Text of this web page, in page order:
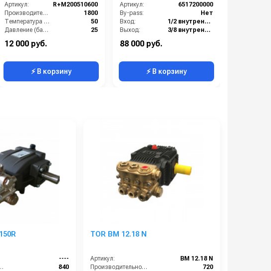
2000 мм
Артикул:
R+M200510600
Производительность (л/ч):
1800
Температура (°C):
50
Давление (бар):
25
Страна-производитель:
12 000 руб.
⚡ В корзину
Артикул:
6517200000
By-pass:
Нет
Вход:
1/2 внутренняя резьба
Выход:
3/8 внутренняя резьба
Производительность (л/мин):
88 000 руб.
⚡ В корзину
----
(л/ч):
840
TOR BM 12.18 N
Артикул:
BM 12.18 N
Производительность (л/ч):
720